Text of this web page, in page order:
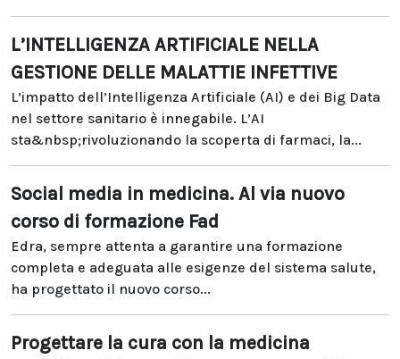
L’INTELLIGENZA ARTIFICIALE NELLA
GESTIONE DELLE MALATTIE INFETTIVE
L’impatto dell’Intelligenza Artificiale (AI) e dei Big Data
nel settore sanitario è innegabile. L’AI
sta&nbsp;rivoluzionando la scoperta di farmaci, la...
Social media in medicina. Al via nuovo
corso di formazione Fad
Edra, sempre attenta a garantire una formazione
completa e adeguata alle esigenze del sistema salute,
ha progettato il nuovo corso...
Progettare la cura con la medicina